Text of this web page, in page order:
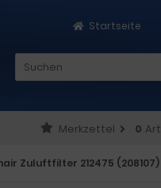
Startseite
Merkzettel 0
Zuluftfilter 212475 (208107)